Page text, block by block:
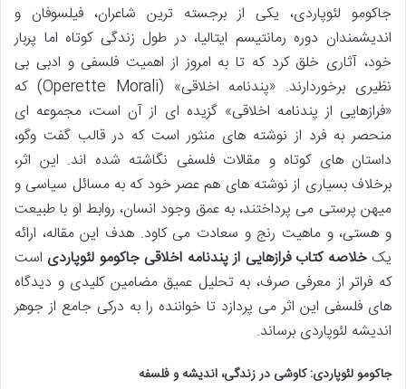
جاکومو لئوپاردی، یکی از برجسته ترین شاعران، فیلسوفان و
اندیشمندان دوره رمانتیسم ایتالیا، در طول زندگی کوتاه اما پربار
خود، آثاری خلق کرد که تا به امروز از اهمیت فلسفی و ادبی بی
نظیری برخوردارند. «پندنامه اخلاقی» (Operette Morali) که
«فرازهایی از پندنامه اخلاقی» گزیده ای از آن است، مجموعه ای
منحصر به فرد از نوشته های منثور است که در قالب گفت وگو،
داستان های کوتاه و مقالات فلسفی نگاشته شده اند. این اثر،
برخلاف بسیاری از نوشته های هم عصر خود که به مسائل سیاسی و
میهن پرستی می پرداختند، به عمق وجود انسان، روابط او با طبیعت
و هستی، و ماهیت رنج و سعادت می کاود. هدف این مقاله، ارائه
یکخلاصه کتاب فرازهایی از پندنامه اخلاقی جاکومو لئوپاردی است
که فراتر از معرفی صرف، به تحلیل عمیق مضامین کلیدی و دیدگاه
های فلسفی این اثر می پردازد تا خواننده را به درکی جامع از جوهر
اندیشه لئوپاردی برساند.
جاکومو لئوپاردی: کاوشی در زندگی، اندیشه و فلسفه